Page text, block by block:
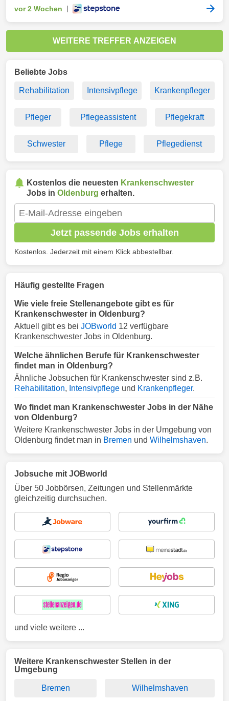
vor 2 Wochen
WEITERE TREFFER ANZEIGEN
Beliebte Jobs
Rehabilitation Intensivpflege Krankenpfleger
Pfleger Pflegeassistent Pflegekraft
Schwester Pflege Pflegedienst
Kostenlos die neuesten Krankenschwester
Jobs in Oldenburg erhalten.
Jetzt passende Jobs erhalten
Kostenlos. Jederzeit mit einem Klick abbestellbar.
Häufig gestellte Fragen
Wie viele freie Stellenangebote gibt es für
Krankenschwester in Oldenburg?
Aktuell gibt es bei JOBworld 12 verfügbare
Krankenschwester Jobs in Oldenburg.
Welche ähnlichen Berufe für Krankenschwester
findet man in Oldenburg?
Ähnliche Jobsuchen für Krankenschwester sind z.B.
Rehabilitation, Intensivpflege und Krankenpfleger.
Wo findet man Krankenschwester Jobs in der Nähe
von Oldenburg?
Weitere Krankenschwester Jobs in der Umgebung von
Oldenburg findet man in Bremen und Wilhelmshaven.
Jobsuche mit JOBworld
Über 50 Jobbörsen, Zeitungen und Stellenmärkte
gleichzeitig durchsuchen.
und viele weitere ...
Weitere Krankenschwester Stellen in der
Umgebung
Bremen Wilhelmshaven